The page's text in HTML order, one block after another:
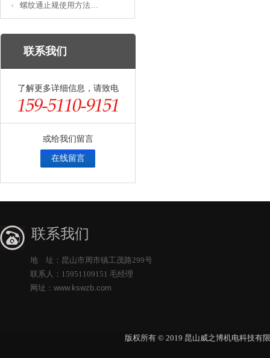
螺纹通止规使用方法…
联系我们
了解更多详细信息，请致电
或给我们留言
在线留言
联系我们
地 址：昆山市周市镇工茂路299号
联系人：15951109151 毛经理
网址： www.kswzb.com
版权所有 © 2019 昆山威之博机电科技